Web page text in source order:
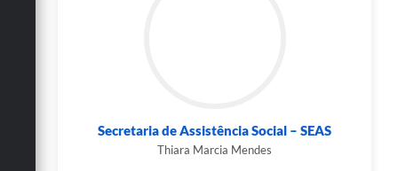
Secretaria de Assistência Social – SEAS
Thiara Marcia Mendes